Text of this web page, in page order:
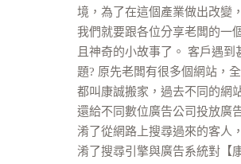
境，為了在這個產業做出改變
我們就要跟各位分享老闆的一
且神奇的小故事了。 客戶遇到
題? 原先老闆有很多個網站，
都叫康誠搬家，過去不同的網
還給不同數位廣告公司投放廣
淆了從網路上搜尋過來的客人
淆了搜尋引擎與廣告系統對【